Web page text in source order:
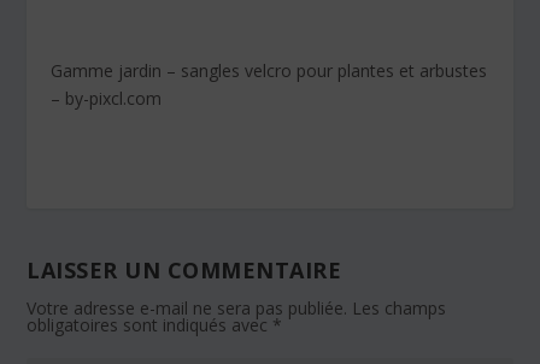
Gamme jardin – sangles velcro pour plantes et arbustes
– by-pixcl.com
LAISSER UN COMMENTAIRE
Votre adresse e-mail ne sera pas publiée. Les champs
obligatoires sont indiqués avec *